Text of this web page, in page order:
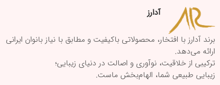
آدارز
برند آدارز با افتخار، محصولاتی باکیفیت و مطابق با نیاز بانوان ایرانی
ارائه می‌دهد.
ترکیبی از خلاقیت، نوآوری و اصالت در دنیای زیبایی؛
زیبایی طبیعی شما، الهام‌بخش ماست.